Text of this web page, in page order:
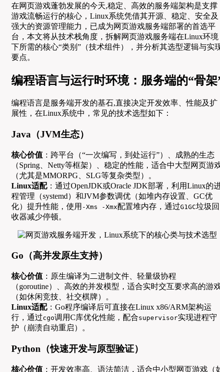
在网页游戏蓬勃发展的今天,稳定、高效的服务端架构是支撑
游戏流畅运行的核心，Linux系统凭借其开源、稳定、安全及
强大的资源管理能力，已成为网页游戏服务端部署的首选平
台，本文将从技术栈角度，拆解网页游戏服务端在Linux环境
下所需的核心“类别”（技术组件），并分析其选型逻辑与实
要点。
编程语言与运行时环境：服务端的“骨架
编程语言是服务端开发的基石,直接决定开发效率、性能及扩
展性，在Linux系统中，常见的技术选型如下：
Java（JVM生态）
核心价值 ：跨平台（“一次编写，到处运行”）、成熟的生态
（Spring、Netty等框架）、稳定的性能，适合中大型网页游
（尤其是MMORPG、SLG等复杂类型）。
Linux适配：通过OpenJDK或Oracle JDK部署，利用Linux的
程管理（systemd）和JVM参数调优（如堆内存设置、GC优
化）提升性能，使用 -Xms -Xmx配置堆内存，通过G1GC垃圾回
收器减少停顿。
Go（高并发原生支持）
核心价值 ：原生编译为二进制文件、轻量级协程
（goroutine）、高效的并发模型，适合实时交互要求高的游
（如休闲竞技、社交棋牌）。
Linux适配：Go程序编译后可直接在Linux x86/ARM架构运
行，通过cgo调用C库优化性能，配合supervisor实现进程守
护（崩溃自动重启）。
Python（快速开发与原型验证）
核心价值 ：开发效率高、语法简洁，适合中小型网页游戏（